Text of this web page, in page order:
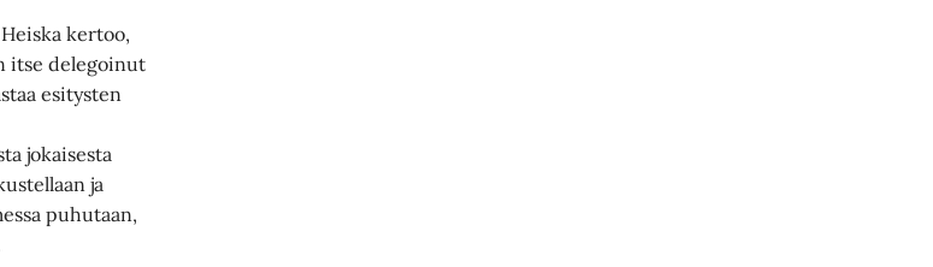
kertoo,
itse delegoinut
esitysten
jokaisesta
ja
puhutaan,